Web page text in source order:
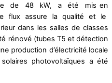
de 48 kW, a été mis en
flux assure la qualité et le
dans les salles de classes
rénové (tubes T5 et détection
production d’électricité locale
photovoltaïques a été